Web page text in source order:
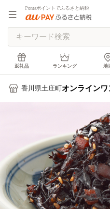
Pontaポイントでふるさと納税
返礼品 ランキング 地
香川県土庄町 オンライン